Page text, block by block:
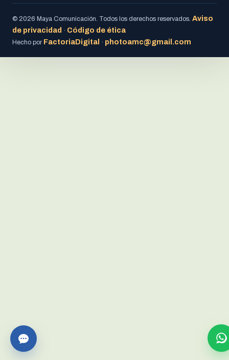
© 2026 Maya Comunicación. Todos los derechos reservados. Aviso
de privacidad · Código de ética
Hecho por FactoriaDigital · photoamc@gmail.com